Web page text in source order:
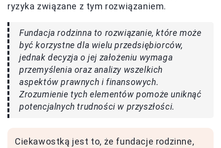
ryzyka związane z tym rozwiązaniem.
Fundacja rodzinna to rozwiązanie, które może
być korzystne dla wielu przedsiębiorców,
jednak decyzja o jej założeniu wymaga
przemyślenia oraz analizy wszelkich
aspektów prawnych i finansowych.
Zrozumienie tych elementów pomoże uniknąć
potencjalnych trudności w przyszłości.
Ciekawostką jest to, że fundacje rodzinne,